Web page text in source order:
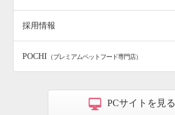
採用情報
POCHI （プレミアムペットフード専門店）
PCサイトを見る